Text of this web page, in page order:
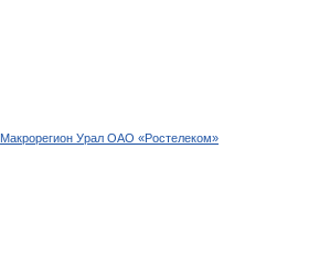
Макрорегион Урал ОАО «Ростелеком»